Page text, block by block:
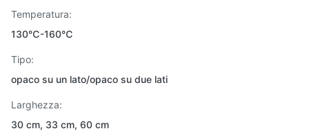
Temperatura:
130℃-160℃
Tipo:
opaco su un lato/opaco su due lati
Larghezza:
30 cm, 33 cm, 60 cm